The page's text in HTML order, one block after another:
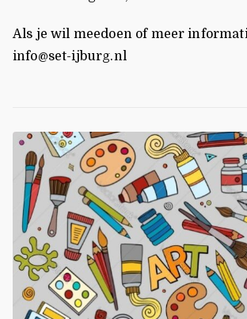
Als je wil meedoen of meer
info@set-ijburg.nl